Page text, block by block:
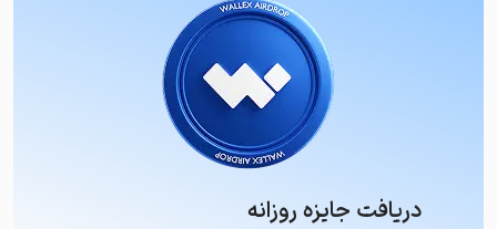
دریافت جایزه روزانه